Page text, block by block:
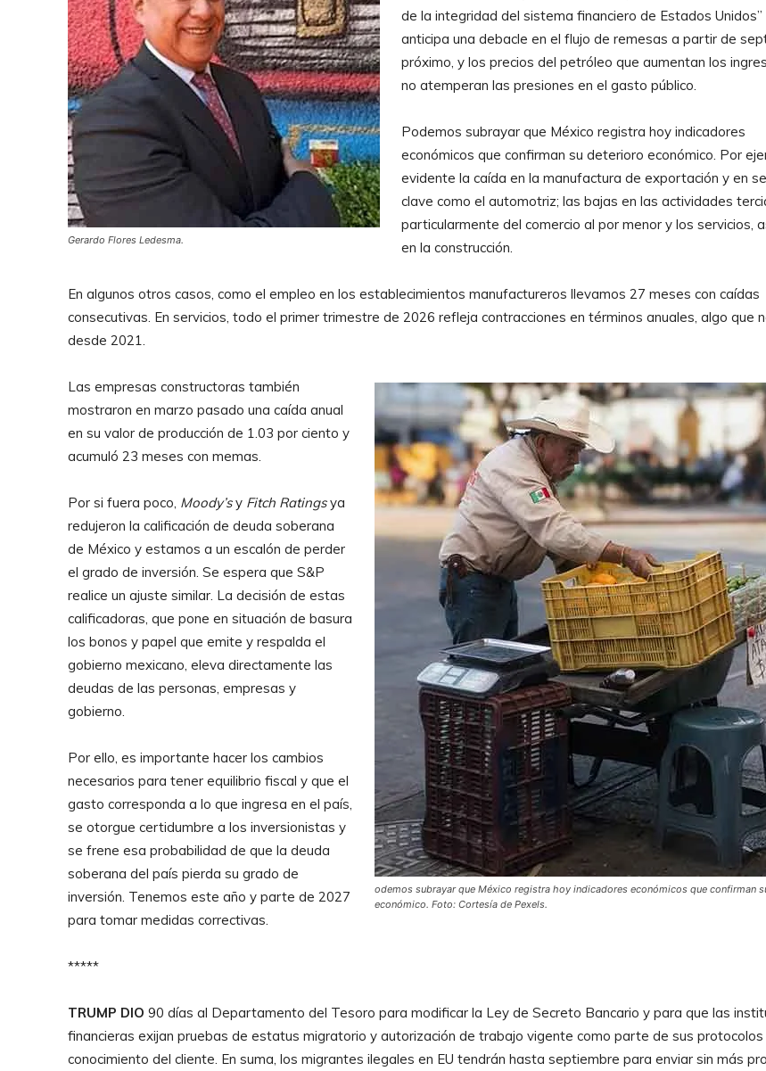
Gerardo Flores Ledesma.
de la integridad del sistema financiero de Estados Unidos”
anticipa una debacle en el flujo de remesas a partir de
próximo, y los precios del petróleo que aumentan los
no atemperan las presiones en el gasto público.
Podemos subrayar que México registra hoy indicadores
económicos que confirman su deterioro económico. Por
evidente la caída en la manufactura de exportación y en
clave como el automotriz; las bajas en las actividades
particularmente del comercio al por menor y los servicios,
en la construcción.
En algunos otros casos, como el empleo en los establecimientos manufactureros llevamos 27 meses con caídas
consecutivas. En servicios, todo el primer trimestre de 2026 refleja contracciones en términos anuales, algo que
desde 2021.
odemos subrayar que México registra hoy indicadores económicos que confirman
económico. Foto: Cortesía de Pexels.
Las empresas constructoras también
mostraron en marzo pasado una caída anual
en su valor de producción de 1.03 por ciento y
acumuló 23 meses con memas.
Por si fuera poco, Moody’sy Fitch Ratingsya
redujeron la calificación de deuda soberana
de México y estamos a un escalón de perder
el grado de inversión. Se espera que S&P
realice un ajuste similar. La decisión de estas
calificadoras, que pone en situación de basura
los bonos y papel que emite y respalda el
gobierno mexicano, eleva directamente las
deudas de las personas, empresas y
gobierno.
Por ello, es importante hacer los cambios
necesarios para tener equilibrio fiscal y que el
gasto corresponda a lo que ingresa en el país,
se otorgue certidumbre a los inversionistas y
se frene esa probabilidad de que la deuda
soberana del país pierda su grado de
inversión. Tenemos este año y parte de 2027
para tomar medidas correctivas.
*****
TRUMP DIO 90 días al Departamento del Tesoro para modificar la Ley de Secreto Bancario y para que las
financieras exijan pruebas de estatus migratorio y autorización de trabajo vigente como parte de sus protocolos
conocimiento del cliente. En suma, los migrantes ilegales en EU tendrán hasta septiembre para enviar sin más